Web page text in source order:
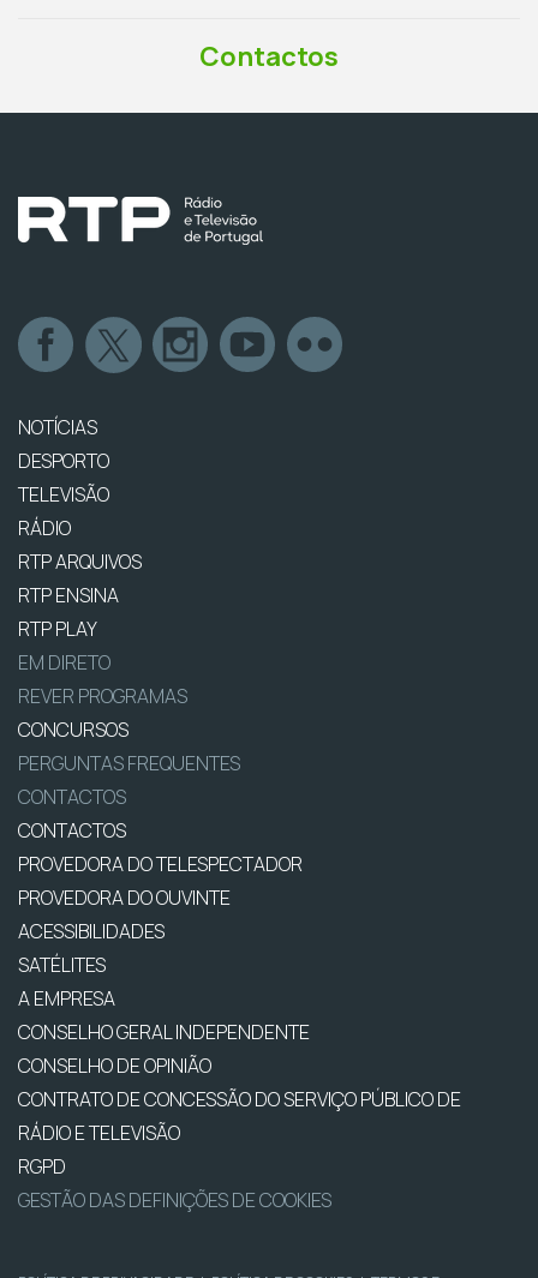
Contactos
NOTÍCIAS
DESPORTO
TELEVISÃO
RÁDIO
RTP ARQUIVOS
RTP ENSINA
RTP PLAY
EM DIRETO
REVER PROGRAMAS
CONCURSOS
PERGUNTAS FREQUENTES
CONTACTOS
CONTACTOS
PROVEDORA DO TELESPECTADOR
PROVEDORA DO OUVINTE
ACESSIBILIDADES
SATÉLITES
A EMPRESA
CONSELHO GERAL INDEPENDENTE
CONSELHO DE OPINIÃO
CONTRATO DE CONCESSÃO DO SERVIÇO PÚBLICO DE
RÁDIO E TELEVISÃO
RGPD
GESTÃO DAS DEFINIÇÕES DE COOKIES